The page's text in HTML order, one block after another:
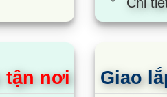
cấp đông mềm với 4 chế
sống chín khác nhau,
tủ lạnh Samsung
tận nơi Giao